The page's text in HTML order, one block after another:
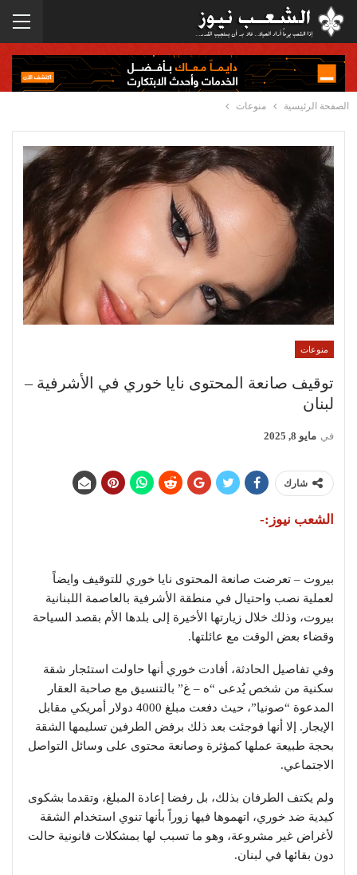
الصفحة الرئيسية منوعات
منوعات
توقيف صانعة المحتوى نايا خوري في الأشرفية –
لبنان
في مايو 8, 2025
شارك
الشعب نيوز:-
بيروت – تعرضت صانعة المحتوى نايا خوري للتوقيف وايضاً
لعملية نصب واحتيال في منطقة الأشرفية بالعاصمة اللبنانية
بيروت، وذلك خلال زيارتها الأخيرة إلى بلدها الأم بقصد السياحة
وقضاء بعض الوقت مع عائلتها.
وفي تفاصيل الحادثة، أفادت خوري أنها حاولت استئجار شقة
سكنية من شخص يُدعى “ه – غ” بالتنسيق مع صاحبة العقار
المدعوة “صونيا”، حيث دفعت مبلغ 4000 دولار أمريكي مقابل
الإيجار. إلا أنها فوجئت بعد ذلك برفض الطرفين تسليمها الشقة
بحجة طبيعة عملها كمؤثرة وصانعة محتوى على وسائل التواصل
الاجتماعي.
ولم يكتف الطرفان بذلك، بل رفضا إعادة المبلغ، وتقدما بشكوى
كيدية ضد خوري، اتهموها فيها زوراً بأنها تنوي استخدام الشقة
لأغراض غير مشروعة، وهو ما تسبب لها بمشكلات قانونية حالت
دون بقائها في لبنان.